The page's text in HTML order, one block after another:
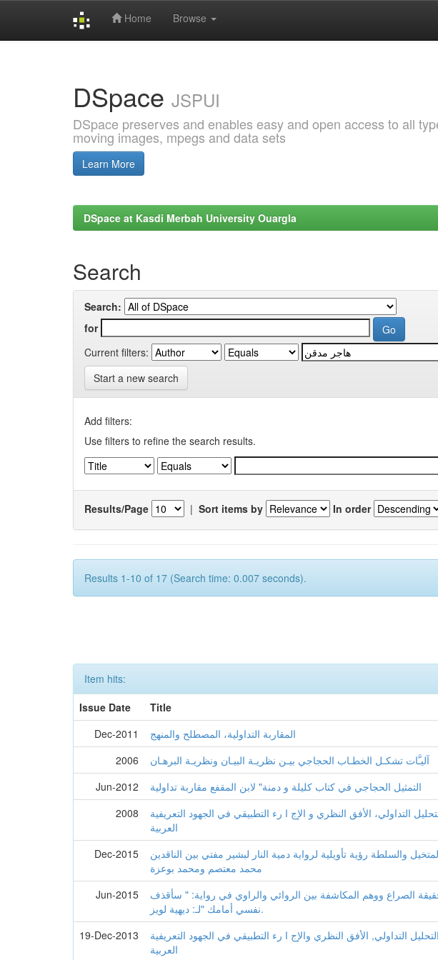
Home Browse
DSpace JSPUI
DSpace preserves and enables easy and open access to all
moving images, mpegs and data sets
Learn More
DSpace at Kasdi Merbah University Ouargla
Search
Search:
for
Current filters:
Start a new search
Add filters:
Use filters to refine the search results.
Results/Page | Sort items by In order
Results 1-10 of 17 (Search time: 0.007 seconds).
Item hits:
Issue Date
Title
Dec-2011
المقاربة التداولية، المصطلح والمنهج
2006
آليـَّات تشكـل الخطـاب الحجاجي بيـن نظريـة البيـان ونظريـة البرهـان
Jun-2012
التمثيل الحجاجي في كتاب كليلة و دمنة" لابن المقفع مقاربة تداولية
2008
التداولي، الأفق النظري و الإج ا رء التطبيقي في الجهود التعريفية
العربية
Dec-2015
لمتخيل والسلطة رؤية تأويلية لرواية دمية النار لبشير مفتي بين الناقدين
محمد معتصم ومحمد بوعزة
Jun-2015
الصراع ووهم المكاشفة بين الروائي والراوي في رواية: " سأقذف
نفسي أمامك "لـ: ديهية لويز.
19-Dec-2013
التحليل التداولي, الأفق النظري والإج ا رء التطبيقي في الجهود التعريفية
العربية